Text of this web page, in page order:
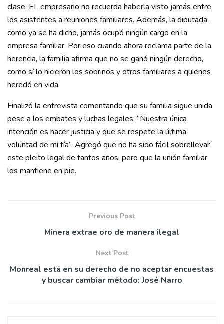
clase. EL empresario no recuerda haberla visto jamás entre
los asistentes a reuniones familiares. Además, la diputada,
como ya se ha dicho, jamás ocupó ningún cargo en la
empresa familiar. Por eso cuando ahora reclama parte de la
herencia, la familia afirma que no se ganó ningún derecho,
como sí lo hicieron los sobrinos y otros familiares a quienes
heredó en vida.
Finalizó la entrevista comentando que su familia sigue unida
pese a los embates y luchas legales: “Nuestra única
intención es hacer justicia y que se respete la última
voluntad de mi tía”. Agregó que no ha sido fácil sobrellevar
este pleito legal de tantos años, pero que la unión familiar
los mantiene en pie.
Previous Post
Minera extrae oro de manera ilegal
Next Post
Monreal está en su derecho de no aceptar encuestas
y buscar cambiar método: José Narro